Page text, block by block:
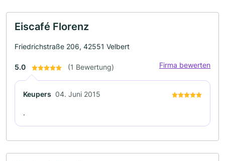
Eiscafé Florenz
Friedrichstraße 206, 42551 Velbert
5.0 (1 Bewertung) Firma bewerten
Keupers 04. Juni 2015
.